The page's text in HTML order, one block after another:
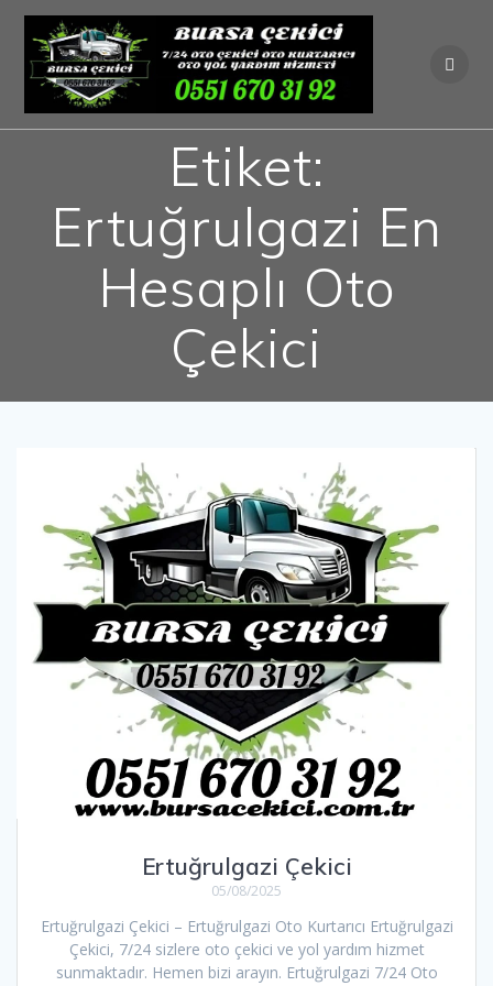
Skip
to
content
Etiket:
Ertuğrulgazi En
Hesaplı Oto
Çekici
Ertuğrulgazi Çekici
05/08/2025
Ertuğrulgazi Çekici – Ertuğrulgazi Oto Kurtarıcı Ertuğrulgazi
Çekici, 7/24 sizlere oto çekici ve yol yardım hizmet
sunmaktadır. Hemen bizi arayın. Ertuğrulgazi 7/24 Oto